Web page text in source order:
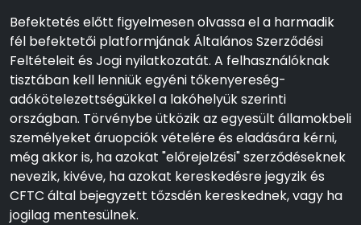
Befektetés előtt figyelmesen olvassa el a harmadik
fél befektetői platformjának Általános Szerződési
Feltételeit és Jogi nyilatkozatát. A felhasználóknak
tisztában kell lenniük egyéni tőkenyereség-
adókötelezettségükkel a lakóhelyük szerinti
országban. Törvénybe ütközik az egyesült államokbeli
személyeket áruopciók vételére és eladására kérni,
még akkor is, ha azokat "előrejelzési" szerződéseknek
nevezik, kivéve, ha azokat kereskedésre jegyzik és
CFTC által bejegyzett tőzsdén kereskednek, vagy ha
jogilag mentesülnek.